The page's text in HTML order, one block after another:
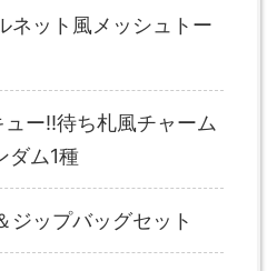
ネット風メッシュトー
ー‼待ち札風チャーム
ダム1種
ジップバッグセット